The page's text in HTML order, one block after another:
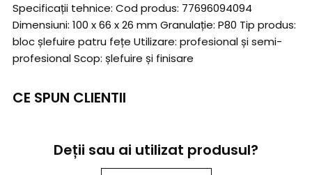
Specificații tehnice: Cod produs: 77696094094
Dimensiuni: 100 x 66 x 26 mm Granulație: P80 Tip produs:
bloc șlefuire patru fețe Utilizare: profesional și semi-
profesional Scop: șlefuire și finisare
CE SPUN CLIENTII
Deții sau ai utilizat produsul?